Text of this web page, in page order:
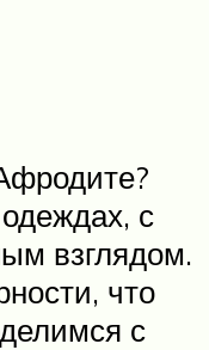
с
взглядом.
что
с